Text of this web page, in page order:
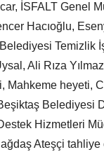
İSFALT Genel
Hacıoğlu,
Temizlik
Ali Rıza
Mahkeme heyeti,
Belediyesi
Hizmetleri
Ateşçi tahliye